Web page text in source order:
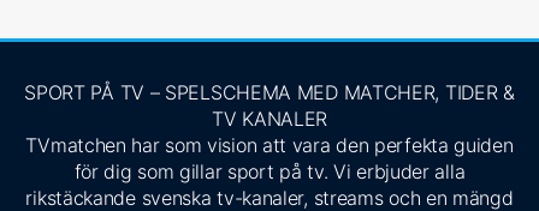
SPORT PÅ TV – SPELSCHEMA MED MATCHER, TIDER &
TV KANALER
TVmatchen har som vision att vara den perfekta guiden
för dig som gillar sport på tv. Vi erbjuder alla
rikstäckande svenska tv-kanaler, streams och en mängd